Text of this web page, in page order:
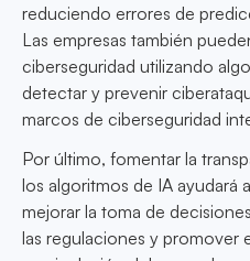
reduciendo errores de
Las empresas también
ciberseguridad utilizando
detectar y prevenir
marcos de ciberseguridad
Por último, fomentar la
los algoritmos de IA ayudará
mejorar la toma de
las regulaciones y promover